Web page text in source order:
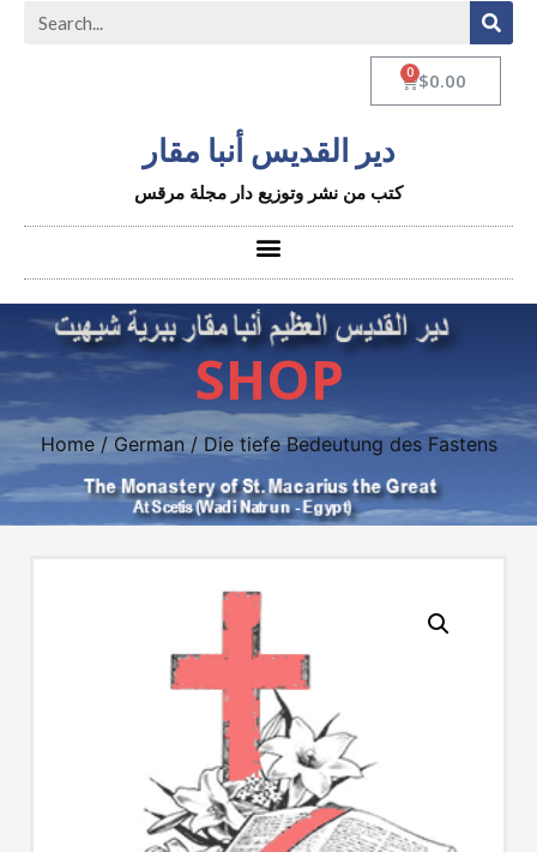
$0.00
دير القديس أنبا مقار
كتب من نشر وتوزيع دار مجلة مرقس
SHOP
Home/ German/ Die tiefe Bedeutung des Fastens